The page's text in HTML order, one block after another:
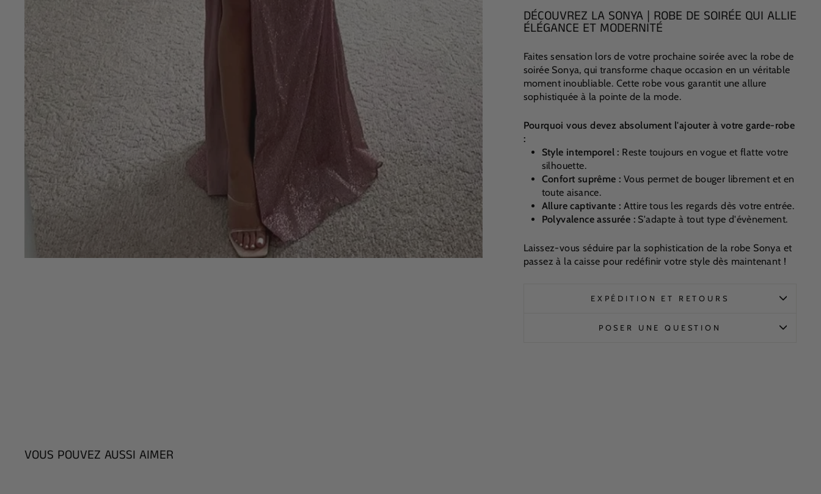
DÉCOUVREZ LA SONYA | ROBE DE SOIRÉE QUI ALLIE
ÉLÉGANCE ET MODERNITÉ
Faites sensation lors de votre prochaine soirée avec la robe de
soirée Sonya, qui transforme chaque occasion en un véritable
moment inoubliable. Cette robe vous garantit une allure
sophistiquée à la pointe de la mode.
Pourquoi vous devez absolument l'ajouter à votre garde-robe
:
Style intemporel : Reste toujours en vogue et flatte votre
silhouette.
Confort suprême : Vous permet de bouger librement et en
toute aisance.
Allure captivante : Attire tous les regards dès votre entrée.
Polyvalence assurée : S'adapte à tout type d'évènement.
Laissez-vous séduire par la sophistication de la robe Sonya et
passez à la caisse pour redéfinir votre style dès maintenant !
EXPÉDITION ET RETOURS
POSER UNE QUESTION
VOUS POUVEZ AUSSI AIMER